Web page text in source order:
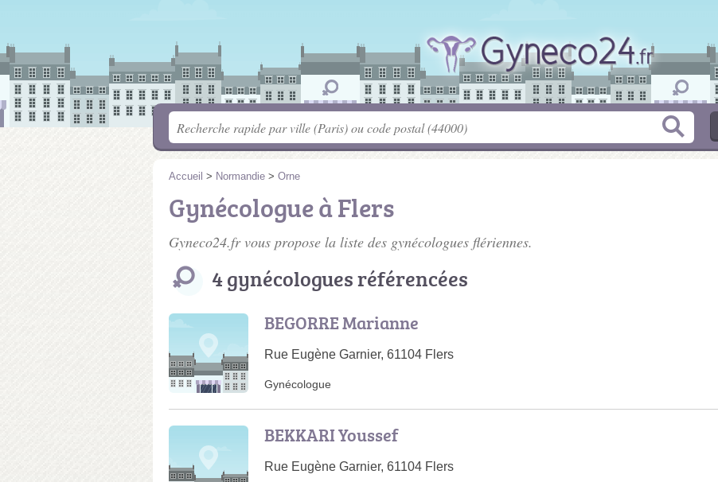
Accueil > Normandie > Orne
Gynécologue à Flers
Gyneco24.fr vous propose la liste des gynécologues flériennes.
4 gynécologues référencées
BEGORRE Marianne
Rue Eugène Garnier, 61104 Flers
Gynécologue
BEKKARI Youssef
Rue Eugène Garnier, 61104 Flers